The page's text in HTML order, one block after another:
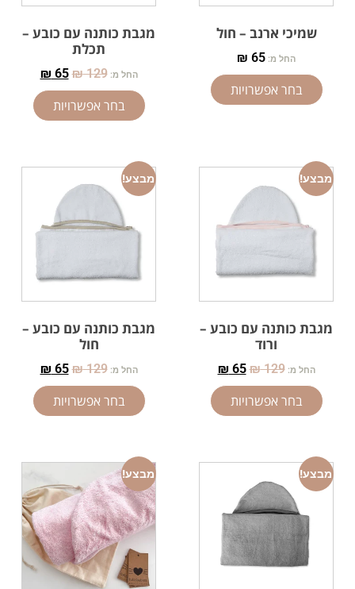
שמיכי ארנב – חול
החל מ: ₪ 65
בחר אפשרויות
מגבת כותנה עם כובע –
תכלת
החל מ: ₪129
₪ 65
בחר אפשרויות
מבצע!
מגבת כותנה עם כובע –
ורוד
החל מ: ₪129
₪ 65
בחר אפשרויות
מבצע!
מגבת כותנה עם כובע –
חול
החל מ: ₪129
₪ 65
בחר אפשרויות
מבצע! מבצע!